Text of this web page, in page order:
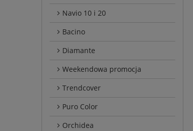
Navio 10 i 20
Bacino
Diamante
Weekendowa promocja
Trendcover
Puro Color
Orchidea